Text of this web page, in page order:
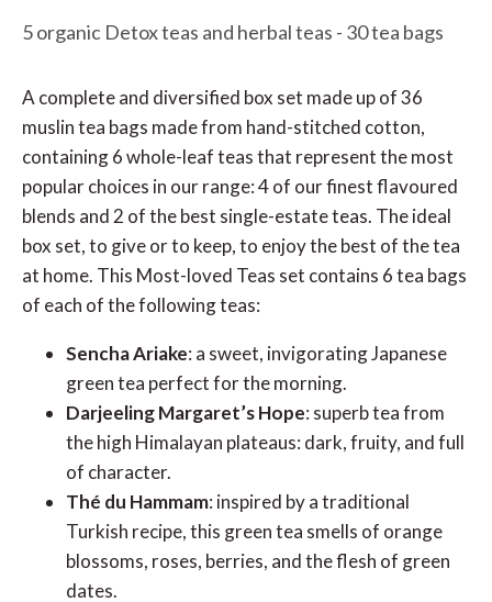
5 organic Detox teas and herbal teas - 30 tea bags
A complete and diversified box set made up of 36
muslin tea bags made from hand-stitched cotton,
containing 6 whole-leaf teas that represent the most
popular choices in our range: 4 of our finest flavoured
blends and 2 of the best single-estate teas. The ideal
box set, to give or to keep, to enjoy the best of the tea
at home. This Most-loved Teas set contains 6 tea bags
of each of the following teas:
Sencha Ariake: a sweet, invigorating Japanese
green tea perfect for the morning.
Darjeeling Margaret’s Hope: superb tea from
the high Himalayan plateaus: dark, fruity, and full
of character.
Thé du Hammam: inspired by a traditional
Turkish recipe, this green tea smells of orange
blossoms, roses, berries, and the flesh of green
dates.